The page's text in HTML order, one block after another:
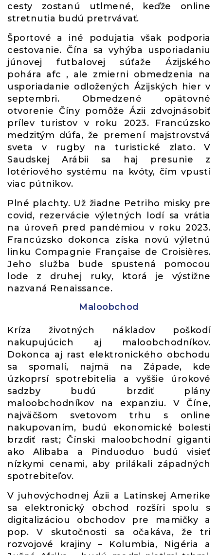
cesty zostanú utlmené, keďže online
stretnutia budú pretrvávať.
Športové a iné podujatia však podporia
cestovanie. Čína sa vyhýba usporiadaniu
júnovej futbalovej súťaže Ázijského
pohára afc , ale zmierni obmedzenia na
usporiadanie odložených Ázijských hier v
septembri. Obmedzené opätovné
otvorenie Číny pomôže Ázii zdvojnásobiť
prílev turistov v roku 2023. Francúzsko
medzitým dúfa, že premení majstrovstvá
sveta v rugby na turistické zlato. V
Saudskej Arábii sa haj presunie z
lotériového systému na kvóty, čím vpustí
viac pútnikov.
Plné plachty. Už žiadne Petriho misky pre
covid, rezervácie výletných lodí sa vrátia
na úroveň pred pandémiou v roku 2023.
Francúzsko dokonca získa novú výletnú
linku Compagnie Française de Croisières.
Jeho služba bude spustená pomocou
lode z druhej ruky, ktorá je výstižne
nazvaná Renaissance.
Maloobchod
Kríza životných nákladov poškodí
nakupujúcich aj maloobchodníkov.
Dokonca aj rast elektronického obchodu
sa spomalí, najmä na Západe, kde
úzkoprsí spotrebitelia a vyššie úrokové
sadzby budú brzdiť plány
maloobchodníkov na expanziu. V Číne,
najväčšom svetovom trhu s online
nakupovaním, budú ekonomické bolesti
brzdiť rast; Čínski maloobchodní giganti
ako Alibaba a Pinduoduo budú visieť
nízkymi cenami, aby prilákali západných
spotrebiteľov.
V juhovýchodnej Ázii a Latinskej Amerike
sa elektronický obchod rozšíri spolu s
digitalizáciou obchodov pre mamičky a
pop. V skutočnosti sa očakáva, že tri
rozvojové krajiny – Kolumbia, Nigéria a